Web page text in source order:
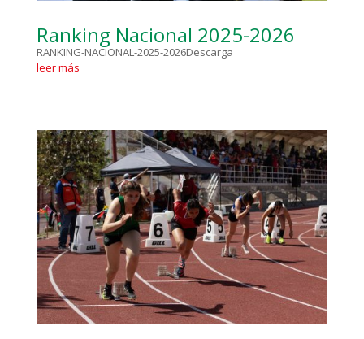
Ranking Nacional 2025-2026
RANKING-NACIONAL-2025-2026Descarga
leer más